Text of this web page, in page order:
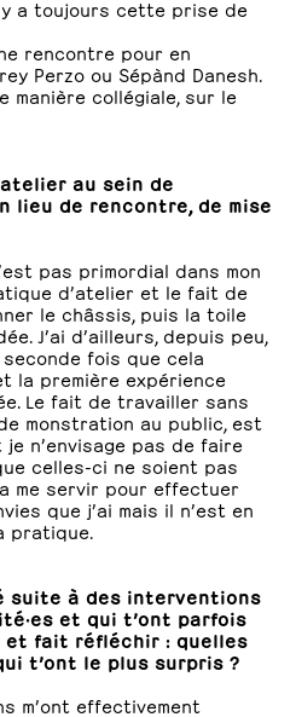
a toujours cette prise de
rencontre pour en
Perzo ou Sépànd Danesh.
manière collégiale, sur le
au sein de
lieu de rencontre, de mise
pas primordial dans mon
d’atelier et le fait de
le châssis, puis la toile
J’ai d’ailleurs, depuis peu,
seconde fois que cela
la première expérience
Le fait de travailler sans
monstration au public, est
n’envisage pas de faire
celles-ci ne soient pas
me servir pour effectuer
que j’ai mais il n’est en
pratique.
suite à des interventions
et qui t’ont parfois
et fait réfléchir : quelles
t’ont le plus surpris ?
m’ont effectivement